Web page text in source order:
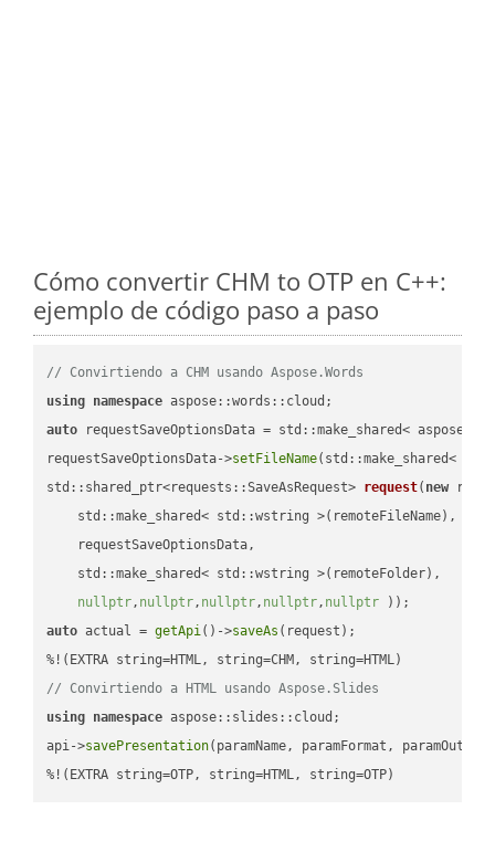
Cómo convertir CHM to OTP en C++:
ejemplo de código paso a paso
// Convirtiendo a CHM usando Aspose.Words
using namespace
auto requestSaveOptionsData = std::make_shared<
requestSaveOptionsData->setFileName(std::make_shared<
std::shared_ptr<requests::SaveAsRequest> request( new
    std::make_shared< std::wstring >(remoteFileName),
    requestSaveOptionsData,
    std::make_shared< std::wstring >(remoteFolder),
nullptr, nullptr, nullptr, nullptr, nullptr ))
auto actual = getApi()->saveAs (request);
// Convirtiendo a HTML usando Aspose.Slides
using namespace aspose::slides::cloud;
api->savePresentation(paramName, paramFormat,
%!(EXTRA string=OTP, string=HTML, string=OTP)